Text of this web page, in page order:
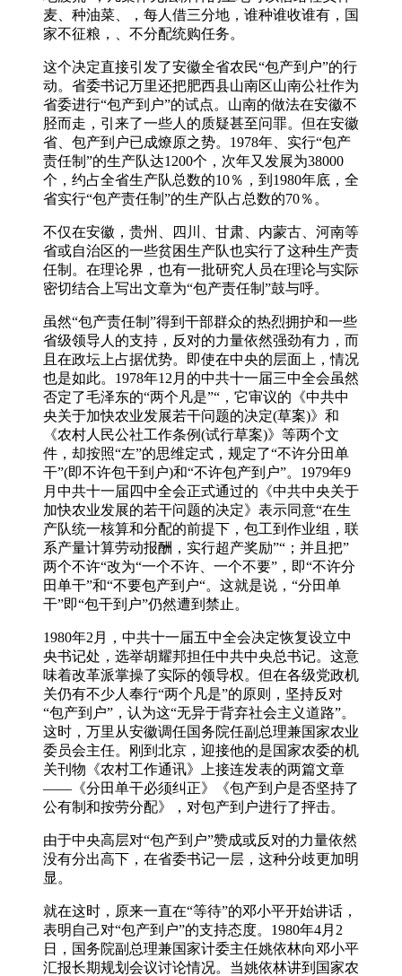
麦、种油菜、，每人借三分地，谁种谁收谁有，国
家不征粮，、不分配统购任务。
这个决定直接引发了安徽全省农民“包产到户”的行
动。省委书记万里还把肥西县山南区山南公社作为
省委进行“包产到户”的试点。山南的做法在安徽不
胫而走，引来了一些人的质疑甚至问罪。但在安徽
省、包产到户已成燎原之势。1978年、实行“包产
责任制”的生产队达1200个，次年又发展为38000
个，约占全省生产队总数的10％，到1980年底，全
省实行“包产责任制”的生产队占总数的70％。
不仅在安徽，贵州、四川、甘肃、内蒙古、河南等
省或自治区的一些贫困生产队也实行了这种生产责
任制。在理论界，也有一批研究人员在理论与实际
密切结合上写出文章为“包产责任制”鼓与呼。
虽然“包产责任制”得到干部群众的热烈拥护和一些
省级领导人的支持，反对的力量依然强劲有力，而
且在政坛上占据优势。即使在中央的层面上，情况
也是如此。1978年12月的中共十一届三中全会虽然
否定了毛泽东的“两个凡是”“，它审议的《中共中
央关于加快农业发展若干问题的决定(草案)》和
《农村人民公社工作条例(试行草案)》等两个文
件，却按照“左”的思维定式，规定了“不许分田单
干”(即不许包干到户)和“不许包产到户”。1979年9
月中共十一届四中全会正式通过的《中共中央关于
加快农业发展的若干问题的决定》表示同意“在生
产队统一核算和分配的前提下，包工到作业组，联
系产量计算劳动报酬，实行超产奖励”“；并且把”
两个不许“改为“一个不许、一个不要”，即“不许分
田单干”和“不要包产到户“。这就是说，“分田单
干”即“包干到户”仍然遭到禁止。
1980年2月，中共十一届五中全会决定恢复设立中
央书记处，选举胡耀邦担任中共中央总书记。这意
味着改革派掌操了实际的领导权。但在各级党政机
关仍有不少人奉行“两个凡是”的原则，坚持反对
“包产到户”，认为这“无异于背弃社会主义道路”。
这时，万里从安徽调任国务院任副总理兼国家农业
委员会主任。刚到北京，迎接他的是国家农委的机
关刊物《农村工作通讯》上接连发表的两篇文章
——《分田单干必须纠正》《包产到户是否坚持了
公有制和按劳分配》，对包产到户进行了抨击。
由于中央高层对“包产到户”赞成或反对的力量依然
没有分出高下，在省委书记一层，这种分歧更加明
显。
就在这时，原来一直在“等待”的邓小平开始讲话，
表明自己对“包产到户”的支持态度。1980年4月2
日，国务院副总理兼国家计委主任姚依林向邓小平
汇报长期规划会议讨论情况。当姚依林讲到国家农